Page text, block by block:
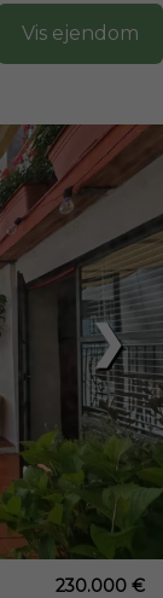
Vis ejendom
❯
230.000 €